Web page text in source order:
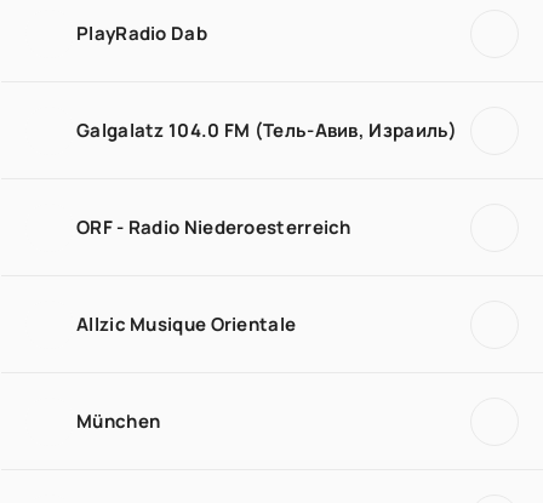
PlayRadio Dab
Galgalatz 104.0 FM (Тель-Авив, Израиль)
ORF - Radio Niederoesterreich
Allzic Musique Orientale
München